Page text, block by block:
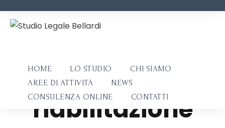
HOME LO STUDIO
CHI SIAMO
AREE DI ATTIVITÀ
NEWS
CONSULENZA ONLINE
CONTATTI
Cattivo
segnalazione e
riabilitazione